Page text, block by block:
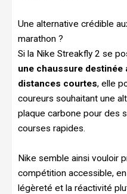
Une alternative crédible
marathon ?
Si la Nike Streakfly 2 se
une chaussure
distances courtes, elle
coureurs souhaitant une
plaque carbone pour des
courses rapides.
Nike semble ainsi vouloir
compétition accessible,
légèreté et la réactivité